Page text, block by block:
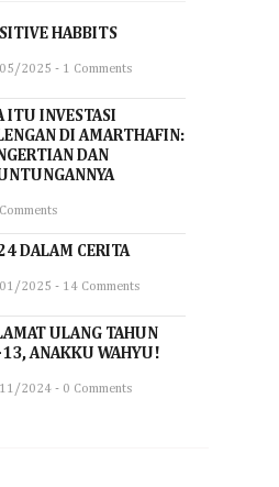
HABBITS
2025 - 1 Comments
ITU INVESTASI
DI AMARTHAFIN:
DAN
DALAM CERITA
2025 - 14 Comments
ULANG TAHUN
13, ANAKKU WAHYU!
2024 - 0 Comments